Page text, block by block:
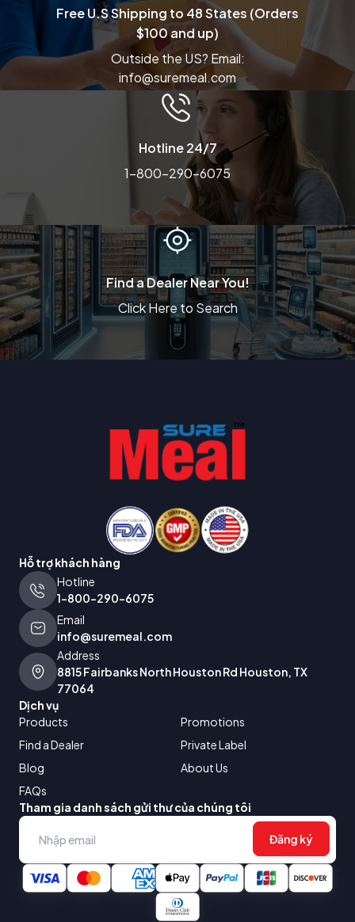
Free U.S Shipping to 48 States (Orders
$100 and up)
Outside the US? Email:
info@suremeal.com
Hotline 24/7
1-800-290-6075
Find a Dealer Near You!
Click Here to Search
Hỗ trợ khách hàng
Hotline
1-800-290-6075
Email
info@suremeal.com
Address
8815 Fairbanks North Houston Rd Houston, TX
77064
Dịch vụ
Products
Promotions
Find a Dealer
Private Label
Blog
About Us
FAQs
Tham gia danh sách gửi thư của chúng tôi
Đăng ký